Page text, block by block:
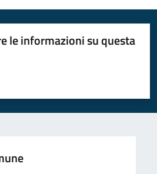
le informazioni su questa
stelle su 5
su 5
5